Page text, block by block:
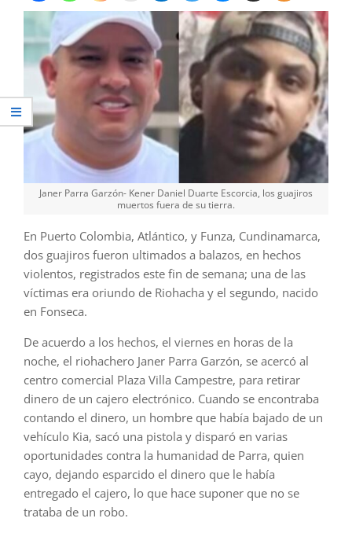
Janer Parra Garzón- Kener Daniel Duarte Escorcia, los guajiros
muertos fuera de su tierra.
En Puerto Colombia, Atlántico, y Funza, Cundinamarca,
dos guajiros fueron ultimados a balazos, en hechos
violentos, registrados este fin de semana; una de las
víctimas era oriundo de Riohacha y el segundo, nacido
en Fonseca.
De acuerdo a los hechos, el viernes en horas de la
noche, el riohachero Janer Parra Garzón, se acercó al
centro comercial Plaza Villa Campestre, para retirar
dinero de un cajero electrónico. Cuando se encontraba
contando el dinero, un hombre que había bajado de un
vehículo Kia, sacó una pistola y disparó en varias
oportunidades contra la humanidad de Parra, quien
cayo, dejando esparcido el dinero que le había
entregado el cajero, lo que hace suponer que no se
trataba de un robo.